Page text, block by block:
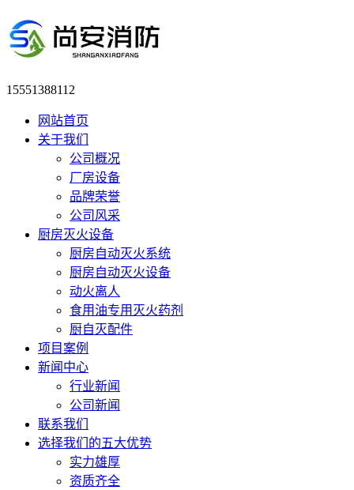
15551388112
网站首页
关于我们
公司概况
厂房设备
品牌荣誉
公司风采
厨房灭火设备
厨房自动灭火系统
厨房自动灭火设备
动火离人
食用油专用灭火药剂
厨自灭配件
项目案例
新闻中心
行业新闻
公司新闻
联系我们
选择我们的五大优势
实力雄厚
资质齐全